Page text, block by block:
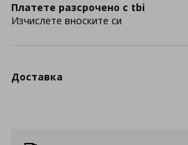
Платете разсрочено с tbi
Изчислете вноските си
Доставка